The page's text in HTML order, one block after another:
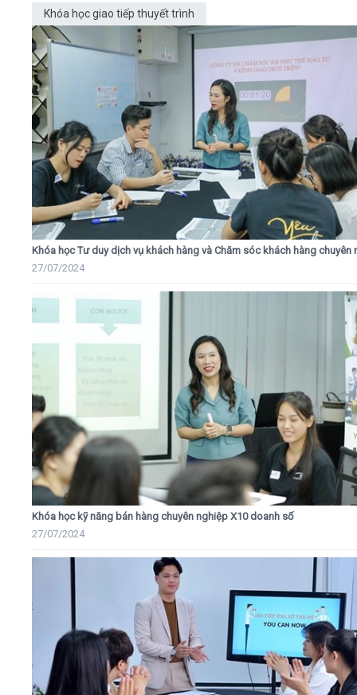
Khóa học giao tiếp thuyết trình
Khóa học Tư duy dịch vụ khách hàng và Chăm sóc khách hàng chuyên
27/07/2024
Khóa học kỹ năng bán hàng chuyên nghiệp X10 doanh số
27/07/2024